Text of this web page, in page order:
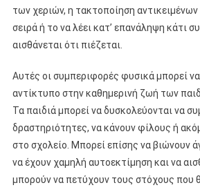
των χεριών, η τακτοποίηση αντικειμένων
σειρά ή το να λέει κατ’ επανάληψη κάτι
αισθάνεται ότι πιέζεται.
Αυτές οι συμπεριφορές φυσικά μπορεί
αντίκτυπο στην καθημερινή ζωή των
Τα παιδιά μπορεί να δυσκολεύονται να
δραστηριότητες, να κάνουν φίλους ή
στο σχολείο. Μπορεί επίσης να βιώνουν
να έχουν χαμηλή αυτοεκτίμηση και να
μπορούν να πετύχουν τους στόχους που